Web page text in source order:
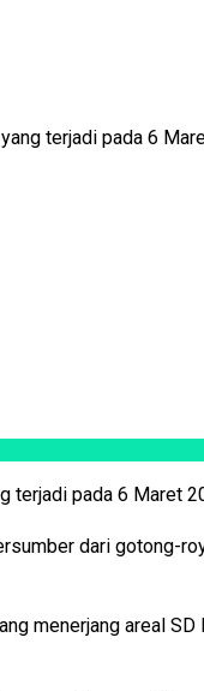
terjadi pada 6
terjadi pada 6 Maret
dari gotong-
menerjang areal SD